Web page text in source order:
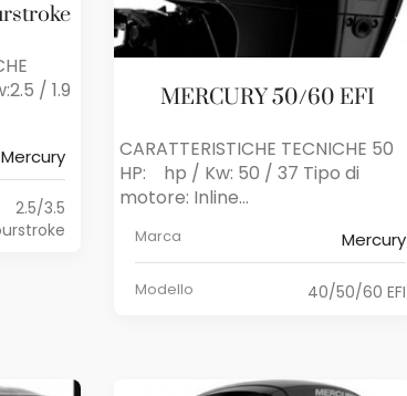
/ 1.9
Mercury
2.5/3.5
MERCURY 50/60 EFI
CARATTERISTICHE TECNICHE 50
HP: hp / Kw: 50 / 37 Tipo di
motore: Inline...
Marca Mercury
Modello 40/50/60 EFI